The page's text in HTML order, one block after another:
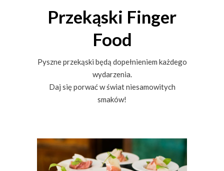
Przekąski Finger
Food
Pyszne przekąski będą dopełnieniem każdego
wydarzenia.
Daj się porwać w świat niesamowitych
smaków!